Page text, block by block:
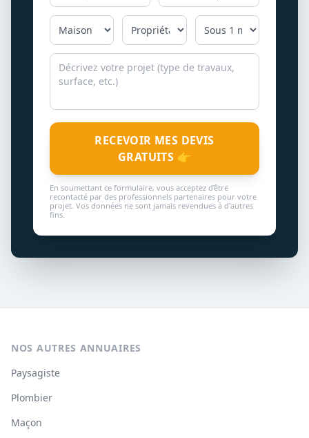
RECEVOIR MES DEVIS
GRATUITS 👉
En soumettant ce formulaire, vous acceptez d'être
recontacté par des professionnels partenaires pour votre
projet. Vos données ne sont jamais revendues à d'autres
fins.
NOS AUTRES ANNUAIRES
Paysagiste
Plombier
Maçon